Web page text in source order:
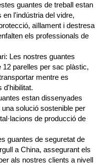
guantes de treball estan
l'indústria del vidre,
aïllament i destresa
els professionals de
Les nostres guantes
parelles per sac plàstic,
mentre es
d'hibilitat.
estan dissenyades
solució sostenible per
de producció de
guantes de seguretat de
a China, assegurant els
als nostres clients a nivell